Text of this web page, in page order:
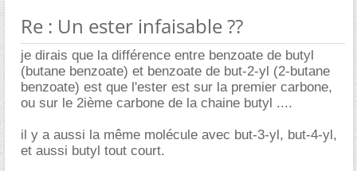
Re : Un ester infaisable ??
je dirais que la différence entre benzoate de butyl
(butane benzoate) et benzoate de but-2-yl (2-butane
benzoate) est que l'ester est sur la premier carbone,
ou sur le 2ième carbone de la chaine butyl ....
il y a aussi la même molécule avec but-3-yl, but-4-yl,
et aussi butyl tout court.